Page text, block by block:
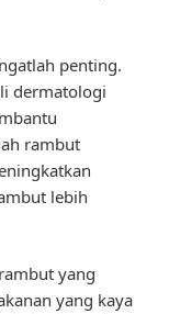
penting.
dermatologi
rambut
lebih
yang
yang kaya